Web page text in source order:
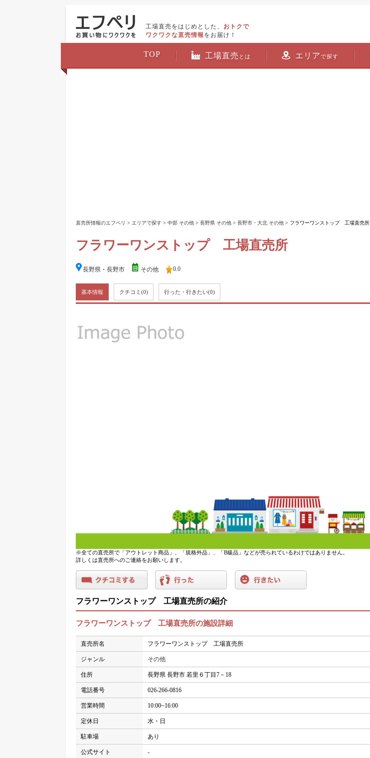
工場直売をはじめとした、 おトクで
ワクワクな直売情報 をお届け！
TOP 工場直売 とは エリアで探す
直売所情報のエフペリ > エリアで探す > 中部 その他 > 長野県 その他 > 長野市・大北 その他 > フラワーワンストップ 工場直売所
フラワーワンストップ 工場直売所
長野県・長野市 その他 0.0
基本情報 クチコミ (0) 行った・行きたい(0)
※全ての直売所で「アウトレット商品」、「規格外品」、「B級品」などが売られているわけではありません。
詳しくは直売所へのご連絡をお願いします。
フラワーワンストップ 工場直売所の紹介
フラワーワンストップ 工場直売所の施設詳細
直売所名 フラワーワンストップ 工場直売所
ジャンル その他
住所 長野県 長野市 若里６丁目7－18
電話番号 026-266-0816
営業時間 10:00~16:00
定休日 水・日
駐車場 あり
公式サイト -